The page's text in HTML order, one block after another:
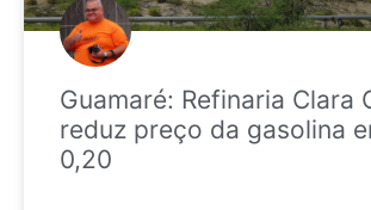
Guamaré: Refinaria Clara
reduz preço da gasolina
0,20